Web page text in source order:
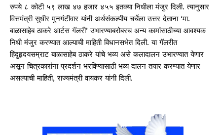
रुपये ८ कोटी ५९ लाख ४७ हजार ४५५ इतक्या निधीला मंजुर दिली. त्यानुसार
वित्तमंत्री सुधीर मुनगंटीवार यांनी अर्थसंकल्पीय चर्चेला उत्तर देताना ‘मा.
बाळासाहेब ठाकरे आर्टस गॅलरी’ उभारण्याबरोबरच अन्य कामांसाठीच्या आवश्यक
निधी मंजुर करण्यात आल्याची माहिती विधानसभेत दिली. या गॅलरीत
हिंदुहृदयसम्राट बाळासाहेब ठाकरे यांचे भव्य असे कलादालन उभारण्यात येणार
असून चित्रकारांना प्रदर्शन भरविण्यासाठी भव्य दालन तयार करण्यात येणार
असल्याची माहिती, राज्यमंत्री वायकर यांनी दिली.